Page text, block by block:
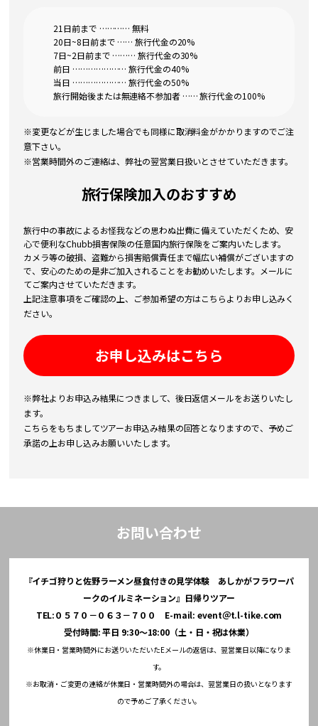
21日前まで ………… 無料
20日~8日前まで …… 旅行代金の20%
7日~2日前まで ……… 旅行代金の30%
前日 ………………… 旅行代金の40%
当日 ………………… 旅行代金の50%
旅行開始後または無連絡不参加者 …… 旅行代金の100%
※変更などが生じました場合でも同様に取消料金がかかりますのでご注
意下さい。
※営業時間外のご連絡は、弊社の翌営業日扱いとさせていただきます。
旅行保険加入のおすすめ
旅行中の事故によるお怪我などの思わぬ出費に備えていただくため、安
心で便利なChubb損害保険の任意国内旅行保険をご案内いたします。
カメラ等の破損、盗難から損害賠償責任まで幅広い補償がございますの
で、安心のための是非ご加入されることをお勧めいたします。メールに
てご案内させていただきます。
上記注意事項をご確認の上、ご参加希望の方はこちらよりお申し込みく
ださい。
お申し込みはこちら
※弊社よりお申込み結果につきまして、後日返信メールをお送りいたし
ます。
こちらをもちましてツアーお申込み結果の回答となりますので、予めご
承諾の上お申し込みお願いいたします。
お問い合わせ
『イチゴ狩りと佐野ラーメン昼食付きの見学体験 あしかがフラワーパ
ークのイルミネーション』日帰りツアー
TEL:０５７０－０６３－７００ E-mail: event＠t.l-tike.com
受付時間: 平日 9:30～18:00（土・日・祝は休業）
※休業日・営業時間外にお送りいただいたEメールの返信は、翌営業日以降になりま
す。
※お取消・ご変更の連絡が休業日・営業時間外の場合は、翌営業日の扱いとなります
ので予めご了承ください。